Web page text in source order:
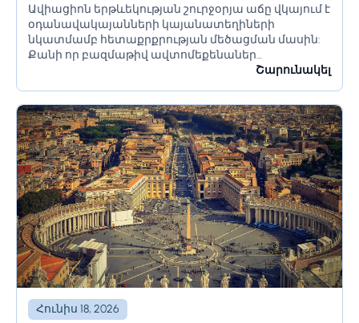
լուծումներ և համակարգեր
Ավիացիոն երթևեկության շուրջօրյա աճը վկայում է
օդանավակայանների կայանատեղիների
նկատմամբ հետաքրքրության մեծացման մասին:
Քանի որ բազմաթիվ ավտոմեքենաներ
օդանավակայանի տարածքում մնում են երկար
ճիշտ հաշվարկվեն՝ անցանկալի հետևանքներից
խուսափելու համար:...
Շարունակել
Հունիս 18, 2026